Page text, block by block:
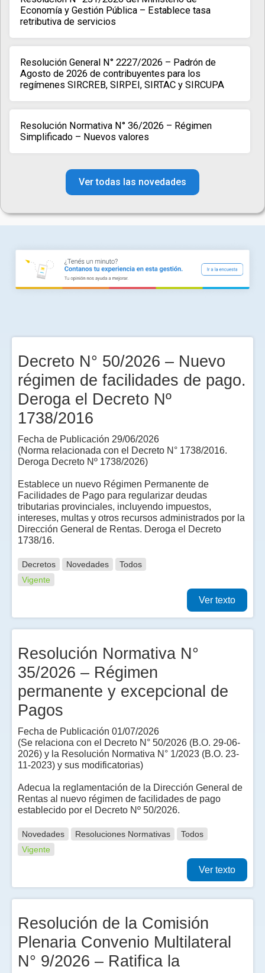
Economía y Gestión Pública – Establece tasa
retributiva de servicios
Resolución General N° 2227/2026 – Padrón de
Agosto de 2026 de contribuyentes para los
regímenes SIRCREB, SIRPEI, SIRTAC y SIRCUPA
Resolución Normativa N° 36/2026 – Régimen
Simplificado – Nuevos valores
Ver todas las novedades
Decreto N° 50/2026 – Nuevo
régimen de facilidades de pago.
Deroga el Decreto Nº
1738/2016
Fecha de Publicación 29/06/2026
(Norma relacionada con el Decreto N° 1738/2016.
Deroga Decreto Nº 1738/2026)
Establece un nuevo Régimen Permanente de
Facilidades de Pago para regularizar deudas
tributarias provinciales, incluyendo impuestos,
intereses, multas y otros recursos administrados por la
Dirección General de Rentas. Deroga el Decreto
1738/16.
Decretos Novedades
Todos
Vigente
Ver texto
Resolución Normativa N°
35/2026 – Régimen
permanente y excepcional de
Pagos
Fecha de Publicación 01/07/2026
(Se relaciona con el Decreto N° 50/2026 (B.O. 29-06-
2026) y la Resolución Normativa N° 1/2023 (B.O. 23-
11-2023) y sus modificatorias)
Adecua la reglamentación de la Dirección General de
Rentas al nuevo régimen de facilidades de pago
establecido por el Decreto Nº 50/2026.
Novedades Resoluciones Normativas
Todos
Vigente
Ver texto
Resolución de la Comisión
Plenaria Convenio Multilateral
N° 9/2026 – Ratifica la